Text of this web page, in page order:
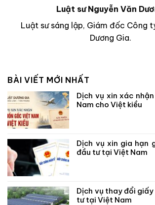
Luật sư Nguyễn Văn
Luật sư sáng lập, Giám đốc Công
Dương Gia.
BÀI VIẾT MỚI NHẤT
Dịch vụ xin xác
Nam cho Việt kiều
Dịch vụ xin gia hạn
đầu tư tại Việt Nam
Dịch vụ thay đổi
tư tại Việt Nam